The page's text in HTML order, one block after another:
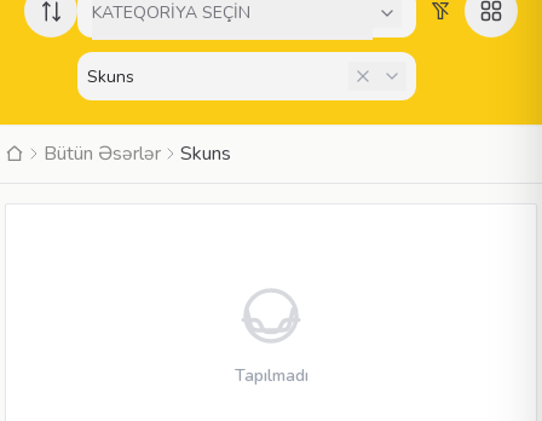
KATEQORİYA SEÇİN
Bütün Əsərlər Skuns
Tapılmadı